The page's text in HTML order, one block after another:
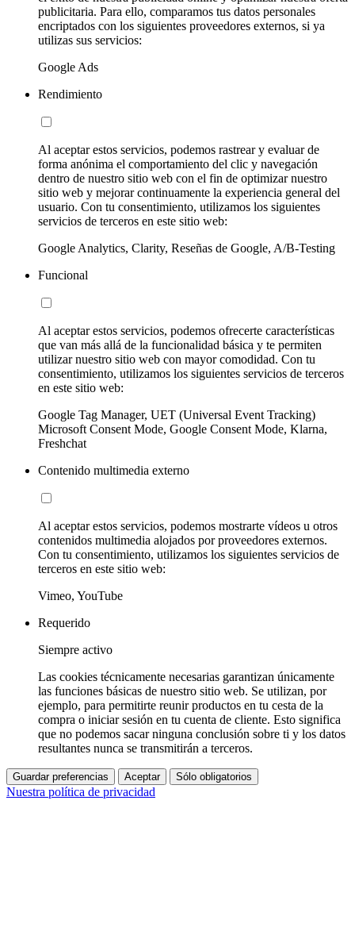
publicitaria. Para ello, comparamos tus datos personales
encriptados con los siguientes proveedores externos, si ya
utilizas sus servicios:
Google Ads
Rendimiento
Al aceptar estos servicios, podemos rastrear y evaluar de
forma anónima el comportamiento del clic y navegación
dentro de nuestro sitio web con el fin de optimizar nuestro
sitio web y mejorar continuamente la experiencia general del
usuario. Con tu consentimiento, utilizamos los siguientes
servicios de terceros en este sitio web:
Google Analytics, Clarity, Reseñas de Google, A/B-Testing
Funcional
Al aceptar estos servicios, podemos ofrecerte características
que van más allá de la funcionalidad básica y te permiten
utilizar nuestro sitio web con mayor comodidad. Con tu
consentimiento, utilizamos los siguientes servicios de terceros
en este sitio web:
Google Tag Manager, UET (Universal Event Tracking)
Microsoft Consent Mode, Google Consent Mode, Klarna,
Freshchat
Contenido multimedia externo
Al aceptar estos servicios, podemos mostrarte vídeos u otros
contenidos multimedia alojados por proveedores externos.
Con tu consentimiento, utilizamos los siguientes servicios de
terceros en este sitio web:
Vimeo, YouTube
Requerido
Siempre activo
Las cookies técnicamente necesarias garantizan únicamente
las funciones básicas de nuestro sitio web. Se utilizan, por
ejemplo, para permitirte reunir productos en tu cesta de la
compra o iniciar sesión en tu cuenta de cliente. Esto significa
que no podemos sacar ninguna conclusión sobre ti y los datos
resultantes nunca se transmitirán a terceros.
Guardar preferencias Aceptar Sólo obligatorios
Nuestra política de privacidad